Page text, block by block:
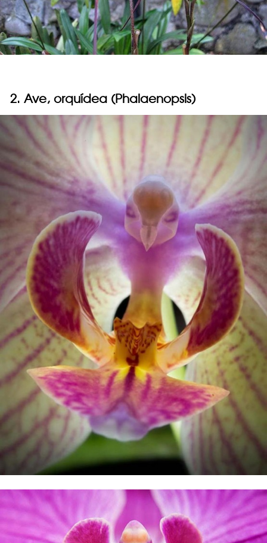
2. Ave, orquídea (Phalaenopsis)